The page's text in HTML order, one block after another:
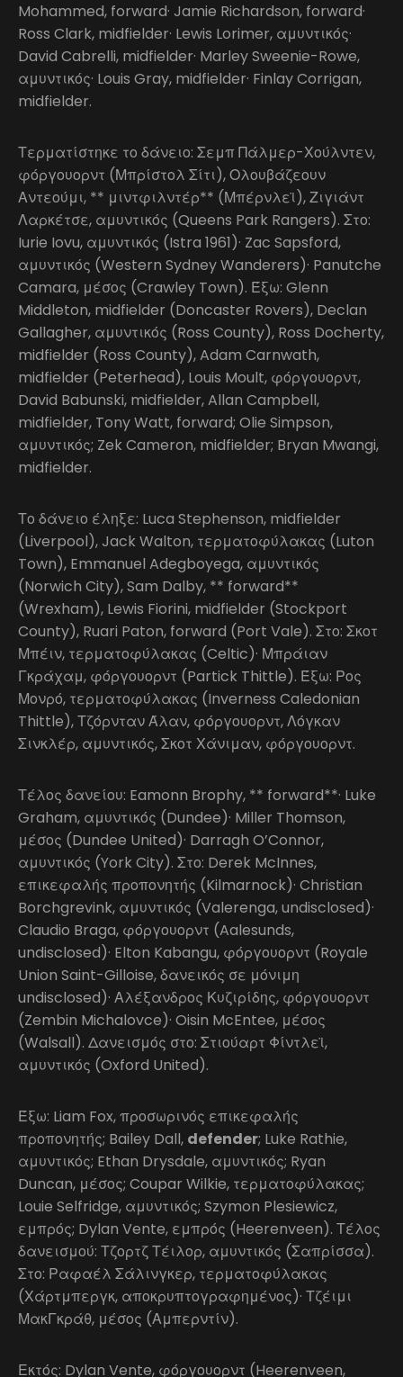
Mohammed, forward· Jamie Richardson, forward·
Ross Clark, midfielder· Lewis Lorimer, αμυντικός·
David Cabrelli, midfielder· Marley Sweenie-Rowe,
αμυντικός· Louis Gray, midfielder· Finlay Corrigan,
midfielder.
Τερματίστηκε το δάνειο: Σεμπ Πάλμερ-Χούλντεν,
φόργουορντ (Μπρίστολ Σίτι), Ολουβάζεουν
Αντεούμι, ** μιντφιλντέρ** (Μπέρνλεϊ), Ζιγιάντ
Λαρκέτσε, αμυντικός (Queens Park Rangers). Στο:
Iurie Iovu, αμυντικός (Istra 1961)· Zac Sapsford,
αμυντικός (Western Sydney Wanderers)· Panutche
Camara, μέσος (Crawley Town). Έξω: Glenn
Middleton, midfielder (Doncaster Rovers), Declan
Gallagher, αμυντικός (Ross County), Ross Docherty,
midfielder (Ross County), Adam Carnwath,
midfielder (Peterhead), Louis Moult, φόργουορντ,
David Babunski, midfielder, Allan Campbell,
midfielder, Tony Watt, forward; Olie Simpson,
αμυντικός; Zek Cameron, midfielder; Bryan Mwangi,
midfielder.
Το δάνειο έληξε: Luca Stephenson, midfielder
(Liverpool), Jack Walton, τερματοφύλακας (Luton
Town), Emmanuel Adegboyega, αμυντικός
(Norwich City), Sam Dalby, ** forward**
(Wrexham), Lewis Fiorini, midfielder (Stockport
County), Ruari Paton, forward (Port Vale). Στο: Σκοτ
Μπέιν, τερματοφύλακας (Celtic)· Μπράιαν
Γκράχαμ, φόργουορντ (Partick Thittle). Έξω: Ρος
Μονρό, τερματοφύλακας (Inverness Caledonian
Thittle), Τζόρνταν Άλαν, φόργουορντ, Λόγκαν
Σινκλέρ, αμυντικός, Σκοτ Χάνιμαν, φόργουορντ.
Τέλος δανείου: Eamonn Brophy, ** forward**· Luke
Graham, αμυντικός (Dundee)· Miller Thomson,
μέσος (Dundee United)· Darragh O’Connor,
αμυντικός (York City). Στο: Derek McInnes,
επικεφαλής προπονητής (Kilmarnock)· Christian
Borchgrevink, αμυντικός (Valerenga, undisclosed)·
Claudio Braga, φόργουορντ (Aalesunds,
undisclosed)· Elton Kabangu, φόργουορντ (Royale
Union Saint-Gilloise, δανεικός σε μόνιμη
undisclosed)· Αλέξανδρος Κυζιρίδης, φόργουορντ
(Zembin Michalovce)· Oisin McEntee, μέσος
(Walsall). Δανεισμός στο: Στιούαρτ Φίντλεϊ,
αμυντικός (Oxford United).
Έξω: Liam Fox, προσωρινός επικεφαλής
προπονητής; Bailey Dall, defender; Luke Rathie,
αμυντικός; Ethan Drysdale, αμυντικός; Ryan
Duncan, μέσος; Coupar Wilkie, τερματοφύλακας;
Louie Selfridge, αμυντικός; Szymon Plesiewicz,
εμπρός; Dylan Vente, εμπρός (Heerenveen). Τέλος
δανεισμού: Τζορτζ Τέιλορ, αμυντικός (Σαπρίσσα).
Στο: Ραφαέλ Σάλινγκερ, τερματοφύλακας
(Χάρτμπεργκ, αποκρυπτογραφημένος)· Τζέιμι
ΜακΓκράθ, μέσος (Αμπερντίν).
Εκτός: Dylan Vente, φόργουορντ (Heerenveen,